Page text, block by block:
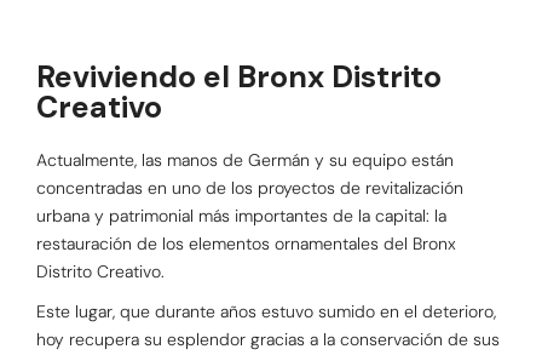
Reviviendo el Bronx Distrito
Creativo
Actualmente, las manos de Germán y su equipo están
concentradas en uno de los proyectos de revitalización
urbana y patrimonial más importantes de la capital: la
restauración de los elementos ornamentales del Bronx
Distrito Creativo.
Este lugar, que durante años estuvo sumido en el deterioro,
hoy recupera su esplendor gracias a la conservación de sus